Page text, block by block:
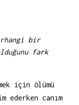
bir
fark
için ölümü
ederken canım